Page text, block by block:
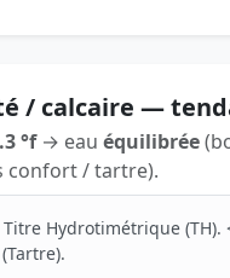
/ calcaire —
°f→ eau équilibrée
confort / tartre).
Titre Hydrotimétrique (TH).